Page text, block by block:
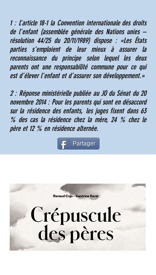
1 : L’article 18-1 la Convention internationale des droits
de l’enfant (assemblée générale des Nations unies –
résolution 44/25 du 20/11/1989) dispose : «Les États
parties s’emploient de leur mieux à assurer la
reconnaissance du principe selon lequel les deux
parents ont une responsabilité commune pour ce qui
est d’élever l’enfant et d’assurer son développement.»
2 : Réponse ministérielle publiée au JO du Sénat du 20
novembre 2014 : Pour les parents qui sont en désaccord
sur la résidence des enfants, les juges fixent dans 63
% des cas la résidence chez la mère, 24 % chez le
père et 12 % en résidence alternée.
Partager